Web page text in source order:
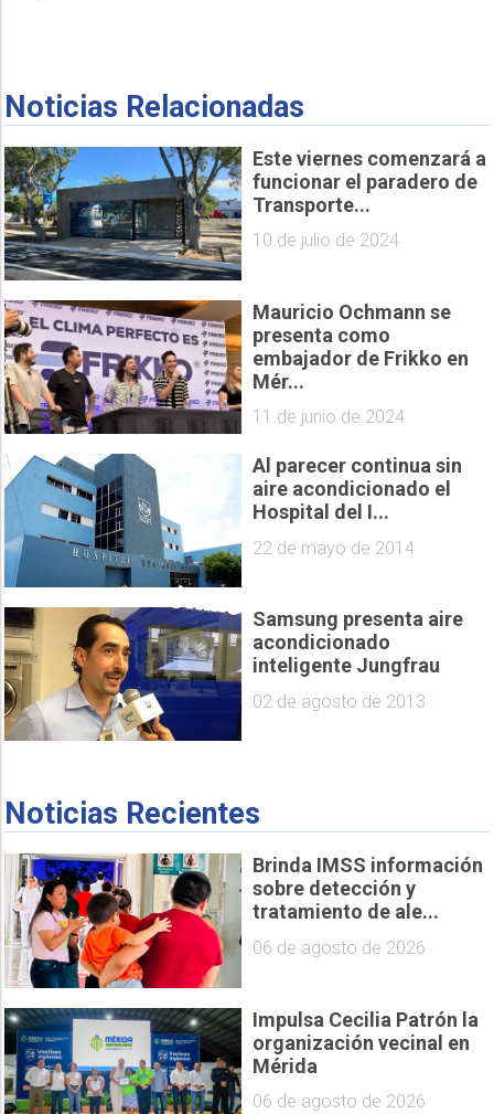
Noticias Relacionadas
Este viernes comenzará a
funcionar el paradero de
Transporte...
10 de julio de 2024
Mauricio Ochmann se
presenta como
embajador de Frikko en
Mér...
11 de junio de 2024
Al parecer continua sin
aire acondicionado el
Hospital del I...
22 de mayo de 2014
Samsung presenta aire
acondicionado
02 de agosto de 2013
Noticias Recientes
Brinda IMSS información
sobre detección y
tratamiento de ale...
06 de agosto de 2026
Impulsa Cecilia Patrón la
organización vecinal en
Mérida
06 de agosto de 2026